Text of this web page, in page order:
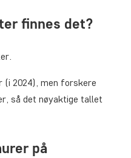
finnes det?
(i 2024), men forskere
så det nøyaktige tallet
på